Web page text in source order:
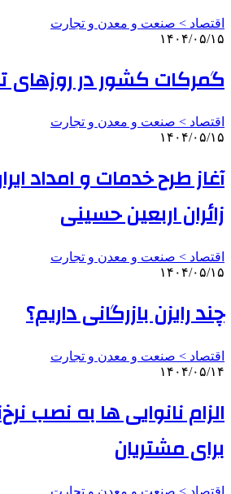
اقتصاد > صنعت و معدن و تجارت
۱۴۰۴/۰۵/۱۵
گمرکات کشور در روزهای
اقتصاد > صنعت و معدن و تجارت
۱۴۰۴/۰۵/۱۵
آغاز طرح خدمات و امداد
زائران اربعین حسینی
اقتصاد > صنعت و معدن و تجارت
۱۴۰۴/۰۵/۱۵
چند رایزن بازرگانی داریم؟
اقتصاد > صنعت و معدن و تجارت
۱۴۰۴/۰۵/۱۴
الزام نانوایی ها به نصب
برای مشتریان
اقتصاد > صنعت و معدن و تجارت